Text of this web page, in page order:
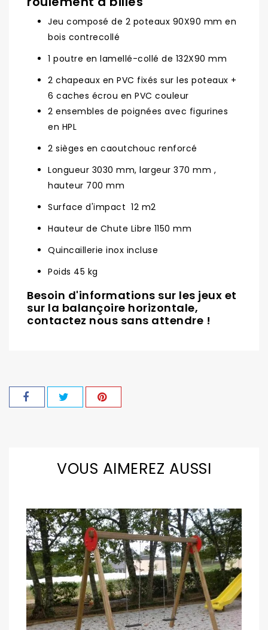
Jeu composé de 2 poteaux 90X90 mm en
bois contrecollé
1 poutre en lamellé-collé de 132X90 mm
2 chapeaux en PVC fixés sur les poteaux +
6 caches écrou en PVC couleur
2 ensembles de poignées avec figurines
en HPL
2 sièges en caoutchouc renforcé
Longueur 3030 mm, largeur 370 mm ,
hauteur 700 mm
Surface d'impact 12 m2
Hauteur de Chute Libre 1150 mm
Quincaillerie inox incluse
Poids 45 kg
Besoin d'informations sur les jeux et
sur la balançoire horizontale,
contactez nous sans attendre !
VOUS AIMEREZ AUSSI